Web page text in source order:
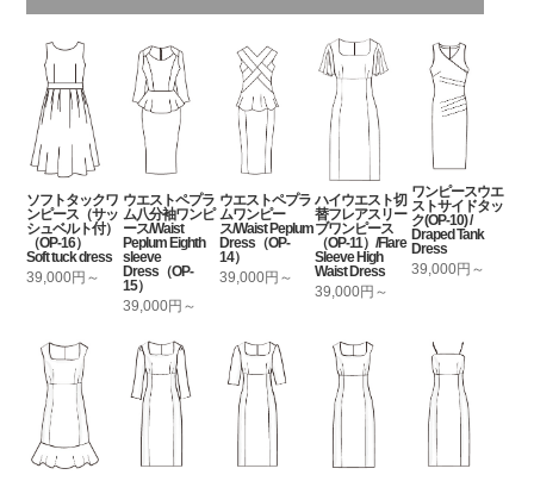
ソフトタックワ
ンピース（サッ
シュベルト付）
（OP-16）
Soft tuck dress
39,000円～
ウエストペプラ
ム八分袖ワンピ
ース/Waist
Peplum Eighth
sleeve
Dress（OP-
15）
39,000円～
ウエストペプラ
ムワンピー
ス/Waist Peplum
Dress（OP-
14）
39,000円～
ハイウエスト切
替フレアスリー
ブワンピース
（OP-11）/Flare
Sleeve High
Waist Dress
39,000円～
ワンピースウエ
ストサイドタッ
ク(OP-10) /
Draped Tank
Dress
39,000円～